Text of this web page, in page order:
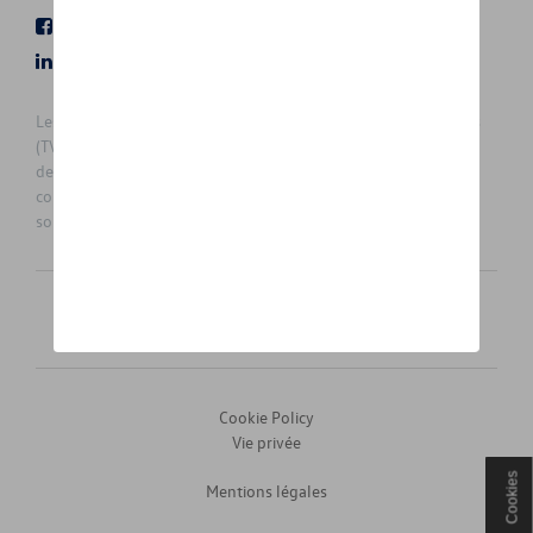
Les prix affichés sur le présent site sont des prix recommandés
(TVAc), hors éventuels frais de montage. Pour connaitre le prix
de vente actuel et les éventuels frais de montage, veuillez
contacter votre concessionnaire/agent. Les prix recommandés
sont sujets à des changements sans préavis.
Mentions légales
Cookie Policy
Vie privée
Cookies